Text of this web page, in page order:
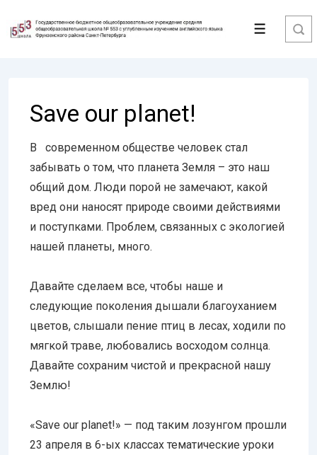
Перейти
Меню
Save our planet!
В современном обществе человек стал
забывать о том, что планета Земля – это наш
общий дом. Люди порой не замечают, какой
вред они наносят природе своими действиями
и поступками. Проблем, связанных с экологией
нашей планеты, много.
Давайте сделаем все, чтобы наше и
следующие поколения дышали благоуханием
цветов, слышали пение птиц в лесах, ходили по
мягкой траве, любовались восходом солнца.
Давайте сохраним чистой и прекрасной нашу
Землю!
«Save our planet!» — под таким лозунгом прошли
23 апреля в 6-ых классах тематические уроки